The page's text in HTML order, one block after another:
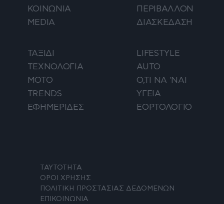
ΚΟΙΝΩΝΙΑ
ΠΕΡΙΒΑΛΛΟΝ
MEDIA
ΔΙΑΣΚΕΔΑΣΗ
ΤΑΞΙΔΙ
LIFESTYLE
ΤΕΧΝΟΛΟΓΙΑ
AUTO
ΜΟΤΟ
Ο,ΤΙ ΝΑ 'ΝΑΙ
TRENDS
ΥΓΕΙΑ
ΕΦΗΜΕΡΙΔΕΣ
ΕΟΡΤΟΛΟΓΙΟ
ΤΑΥΤΟΤΗΤΑ
ΟΡΟΙ ΧΡΗΣΗΣ
ΠΟΛΙΤΙΚΗ ΠΡΟΣΤΑΣΙΑΣ ΔΕΔΟΜΕΝΩΝ
ΕΠΙΚΟΙΝΩΝΙΑ